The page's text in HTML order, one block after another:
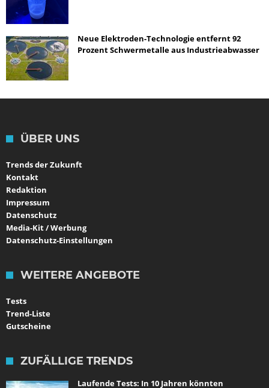
Neue Elektroden-Technologie entfernt 92
Prozent Schwermetalle aus Industrieabwasser
ÜBER UNS
Trends der Zukunft
Kontakt
Redaktion
Impressum
Datenschutz
Media-Kit / Werbung
Datenschutz-Einstellungen
WEITERE ANGEBOTE
Tests
Trend-Liste
Gutscheine
ZUFÄLLIGE TRENDS
Laufende Tests: In 10 Jahren könnten